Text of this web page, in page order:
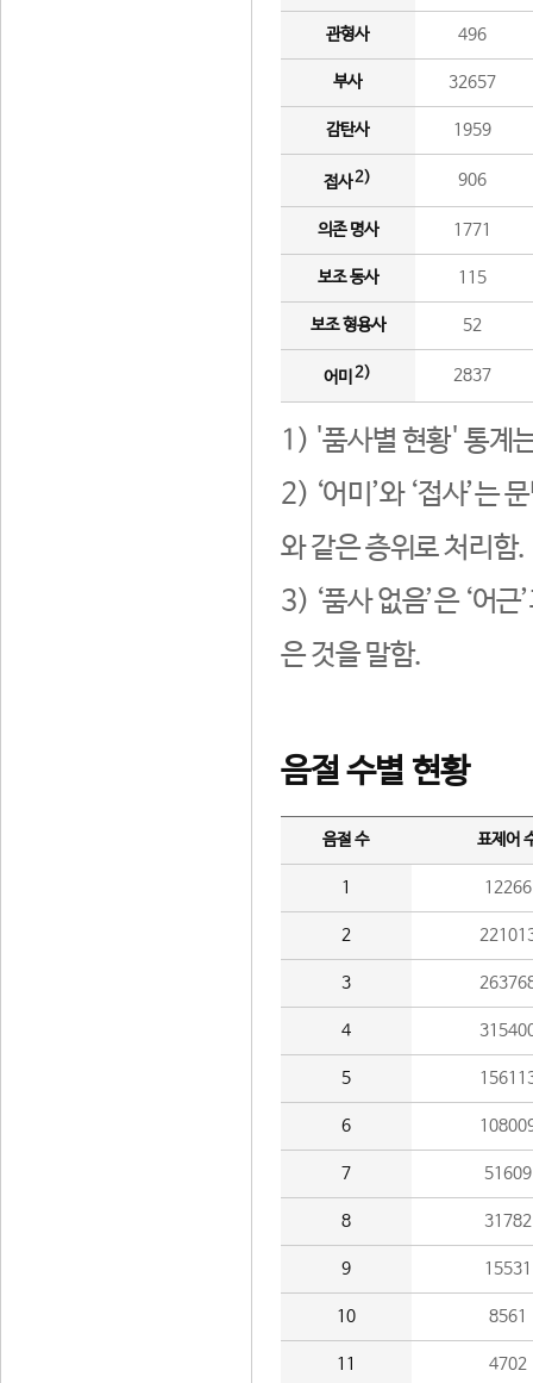
관형사 496
부사 32657
감탄사 1959
접사2) 906
의존 명사 1771
보조 동사 115
보조 형용사 52
어미 2) 2837
1) '품사별 현황' 통계
2) ‘어미’와 ‘접사’는
와 같은 층위로 처리함.
3) ‘품사 없음’은 ‘어
은 것을 말함.
음절 수별 현황
음절 수 표제어
1 12266
2
3
4
5
6
7 51609
8 31782
9 15531
10 8561
11 4702